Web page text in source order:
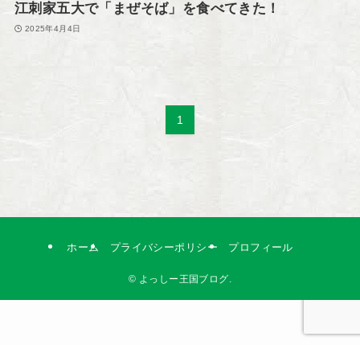
江刺家五大で「まぜそば」を食べてきた！
2025年4月4日
1
ホーム プライバシーポリシー プロフィール
© よっしー王国ブログ.